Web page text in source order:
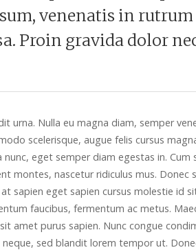
venenatis in
Proin gravida dolor
urna. Nulla eu magna diam, semper
scelerisque, augue felis cursus
nunc, eget semper diam egestas in.
montes, nascetur ridiculus mus.
sapien eget sapien cursus molestie id
faucibus, fermentum ac metus.
amet purus sapien. Nunc congue
neque, sed blandit lorem tempor ut.